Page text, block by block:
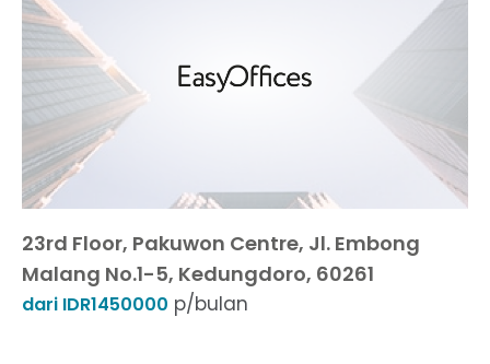
23rd Floor, Pakuwon Centre, Jl. Embong
Malang No.1-5, Kedungdoro, 60261
dari IDR1450000 p/bulan